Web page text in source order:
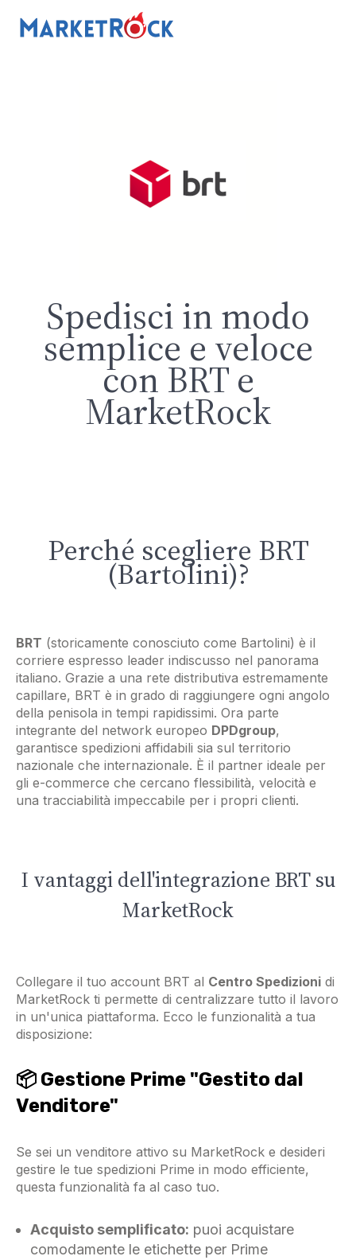
Spedisci in modo
semplice e veloce
con BRT e
MarketRock
Perché scegliere BRT
(Bartolini)?
BRT (storicamente conosciuto come Bartolini) è il
corriere espresso leader indiscusso nel panorama
italiano. Grazie a una rete distributiva estremamente
capillare, BRT è in grado di raggiungere ogni angolo
della penisola in tempi rapidissimi. Ora parte
integrante del network europeo DPDgroup,
garantisce spedizioni affidabili sia sul territorio
nazionale che internazionale. È il partner ideale per
gli e-commerce che cercano flessibilità, velocità e
una tracciabilità impeccabile per i propri clienti.
I vantaggi dell'integrazione BRT su
MarketRock
Collegare il tuo account BRT al Centro Spedizioni di
MarketRock ti permette di centralizzare tutto il lavoro
in un'unica piattaforma. Ecco le funzionalità a tua
disposizione:
📦 Gestione Prime "Gestito dal
Venditore"
Se sei un venditore attivo su MarketRock e desideri
gestire le tue spedizioni Prime in modo efficiente,
questa funzionalità fa al caso tuo.
Acquisto semplificato: puoi acquistare
comodamente le etichette per Prime